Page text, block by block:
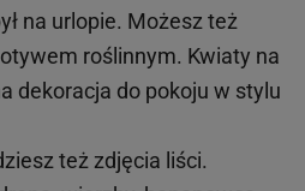
na urlopie. Możesz też
roślinnym. Kwiaty na
dekoracja do pokoju w stylu
też zdjęcia liści.